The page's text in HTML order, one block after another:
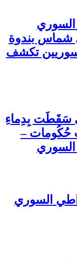
السوري
شماس بندوة
تكشف
سَقَطَت بِدِماءِ
حُكُومات –
السوري
السوري